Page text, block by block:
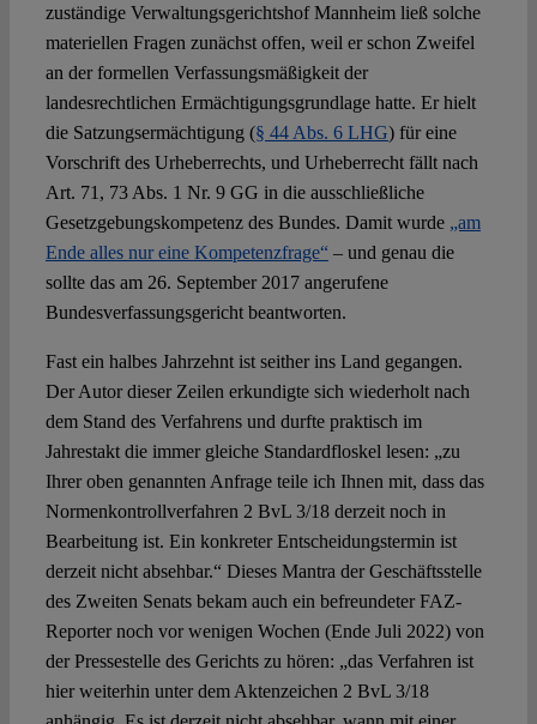
zuständige Verwaltungsgerichtshof Mannheim ließ solche
materiellen Fragen zunächst offen, weil er schon Zweifel
an der formellen Verfassungsmäßigkeit der
landesrechtlichen Ermächtigungsgrundlage hatte. Er hielt
die Satzungsermächtigung (§ 44 Abs. 6 LHG) für eine
Vorschrift des Urheberrechts, und Urheberrecht fällt nach
Art. 71, 73 Abs. 1 Nr. 9 GG in die ausschließliche
Gesetzgebungskompetenz des Bundes. Damit wurde „am
Ende alles nur eine Kompetenzfrage“– und genau die
sollte das am 26. September 2017 angerufene
Bundesverfassungsgericht beantworten.
Fast ein halbes Jahrzehnt ist seither ins Land gegangen.
Der Autor dieser Zeilen erkundigte sich wiederholt nach
dem Stand des Verfahrens und durfte praktisch im
Jahrestakt die immer gleiche Standardfloskel lesen: „zu
Ihrer oben genannten Anfrage teile ich Ihnen mit, dass das
Normenkontrollverfahren 2 BvL 3/18 derzeit noch in
Bearbeitung ist. Ein konkreter Entscheidungstermin ist
derzeit nicht absehbar.“ Dieses Mantra der Geschäftsstelle
des Zweiten Senats bekam auch ein befreundeter FAZ-
Reporter noch vor wenigen Wochen (Ende Juli 2022) von
der Pressestelle des Gerichts zu hören: „das Verfahren ist
hier weiterhin unter dem Aktenzeichen 2 BvL 3/18